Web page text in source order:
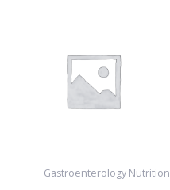
Gastroenterology Nutrition